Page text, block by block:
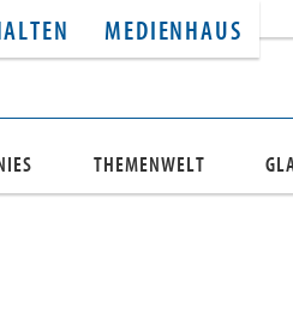
MEDIENHAUS
THEMENWELT